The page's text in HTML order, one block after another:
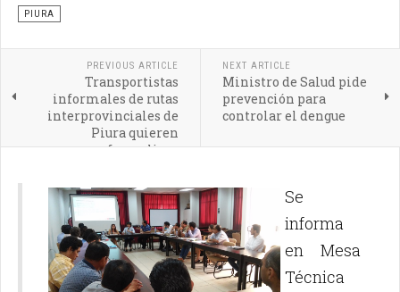
PIURA
PREVIOUS ARTICLE
Transportistas
informales de rutas
interprovinciales de
Piura quieren
formalizar
NEXT ARTICLE
Ministro de Salud pide
prevención para
controlar el dengue
Se
informa
en Mesa
Técnica